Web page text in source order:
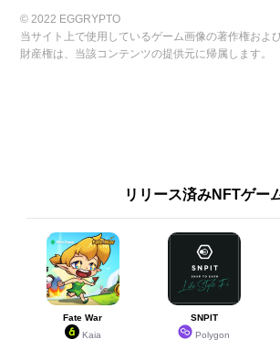
© 2022 EGGRYPTO
当サイト上で使用しているゲーム画像の著作権およ
財産権は、当該コンテンツの提供元に帰属します。
リリース済みNFTゲー
Fate War
Kaia
SNPIT
Polygon